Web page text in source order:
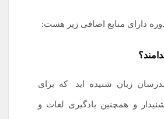
دارای منابع اضافی زیر هست:
زبان شنیده اید که برای
و همچنین یادگیری لغات و